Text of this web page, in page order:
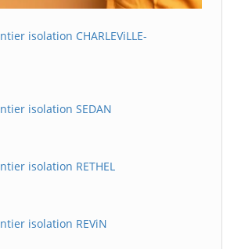
isolation CHARLEViLLE-
isolation SEDAN
isolation RETHEL
isolation REViN